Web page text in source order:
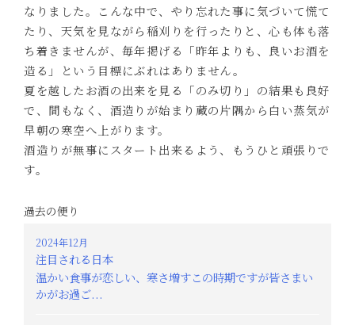
なりました。こんな中で、やり忘れた事に気づいて慌て
たり、天気を見ながら稲刈りを行ったりと、心も体も落
ち着きませんが、毎年掲げる「昨年よりも、良いお酒を
造る」という目標にぶれはありません。
夏を越したお酒の出来を見る「のみ切り」の結果も良好
で、間もなく、酒造りが始まり蔵の片隅から白い蒸気が
早朝の寒空へ上がります。
酒造りが無事にスタート出来るよう、もうひと頑張りで
す。
過去の便り
2024年12月
注目される日本
温かい食事が恋しい、寒さ増すこの時期ですが皆さまい
かがお過ご...